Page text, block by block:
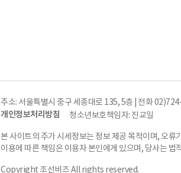
주소: 서울특별시 중구 세종대로 135, 5층 | 전화
개인정보처리방침
청소년보호책임자: 진교일
본 사이트의 주가 시세정보는 정보 제공 목적이며, 오류
이용에 따른 책임은 이용자 본인에게 있으며, 당사는
Copyright 조선비즈 All rights reserved.